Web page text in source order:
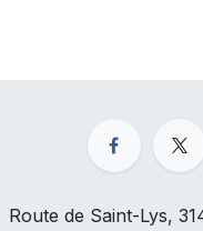
Route de Saint-Lys,